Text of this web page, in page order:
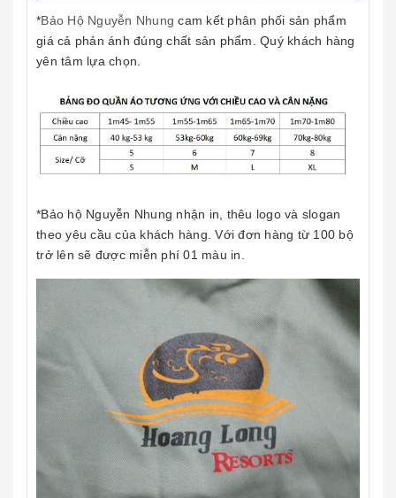
*Bảo Hộ Nguyễn Nhung cam kết phân phối sản phẩm
giá cả phản ánh đúng chất sản phẩm. Quý khách hàng
yên tâm lựa chọn.
*Bảo hộ Nguyễn Nhung nhận in, thêu logo và slogan
theo yêu cầu của khách hàng. Với đơn hàng từ 100 bộ
trở lên sẽ được miễn phí 01 màu in.